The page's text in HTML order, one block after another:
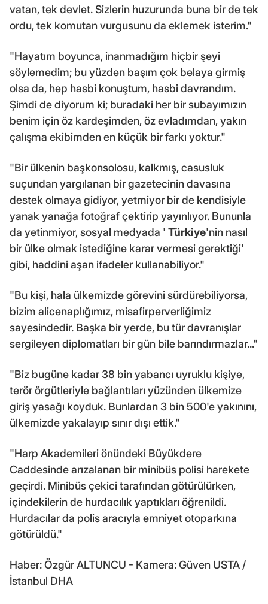
vatan, tek devlet. Sizlerin huzurunda buna bir de tek
ordu, tek komutan vurgusunu da eklemek isterim."
"Hayatım boyunca, inanmadığım hiçbir şeyi
söylemedim; bu yüzden başım çok belaya girmiş
olsa da, hep hasbi konuştum, hasbi davrandım.
Şimdi de diyorum ki; buradaki her bir subayımızın
benim için öz kardeşimden, öz evladımdan, yakın
çalışma ekibimden en küçük bir farkı yoktur."
"Bir ülkenin başkonsolosu, kalkmış, casusluk
suçundan yargılanan bir gazetecinin davasına
destek olmaya gidiyor, yetmiyor bir de kendisiyle
yanak yanağa fotoğraf çektirip yayınlıyor. Bununla
da yetinmiyor, sosyal medyada ' Türkiye'nin nasıl
bir ülke olmak istediğine karar vermesi gerektiği'
gibi, haddini aşan ifadeler kullanabiliyor."
"Bu kişi, hala ülkemizde görevini sürdürebiliyorsa,
bizim alicenaplığımız, misafirperverliğimiz
sayesindedir. Başka bir yerde, bu tür davranışlar
sergileyen diplomatları bir gün bile barındırmazlar..."
"Biz bugüne kadar 38 bin yabancı uyruklu kişiye,
terör örgütleriyle bağlantıları yüzünden ülkemize
giriş yasağı koyduk. Bunlardan 3 bin 500'e yakınını,
ülkemizde yakalayıp sınır dışı ettik."
"Harp Akademileri önündeki Büyükdere
Caddesinde arızalanan bir minibüs polisi harekete
geçirdi. Minibüs çekici tarafından götürülürken,
içindekilerin de hurdacılık yaptıkları öğrenildi.
Hurdacılar da polis aracıyla emniyet otoparkına
götürüldü."
Haber: Özgür ALTUNCU - Kamera: Güven USTA /
İstanbul DHA